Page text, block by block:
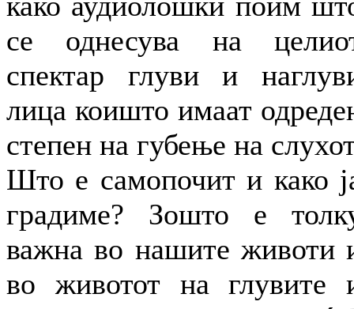
се однесува на
спектар глуви и
лица коишто имаат
степен на губење на
Што е самопочит и како
градиме? Зошто е
важна во нашите животи
во животот на глувите